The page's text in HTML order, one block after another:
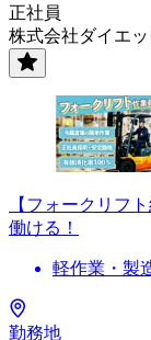
正社員
株式会社ダイエ
【フォークリフ
働ける！
軽作業・製
勤務地